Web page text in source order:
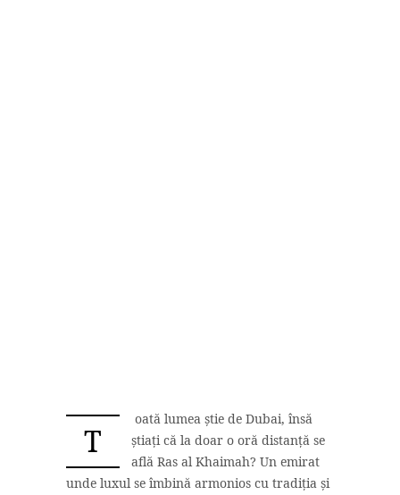
T
oată lumea știe de Dubai, însă
știați că la doar o oră distanță se
află Ras al Khaimah? Un emirat
unde luxul se îmbină armonios cu tradiția și